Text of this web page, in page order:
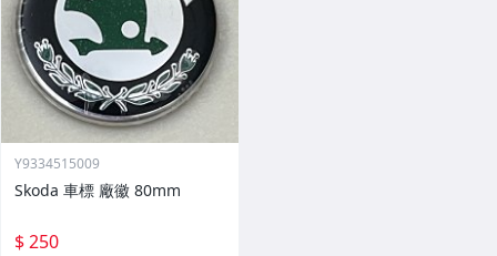
Y9334515009
Skoda 車標 廠徽 80mm
$ 250